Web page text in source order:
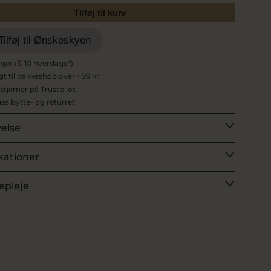
Tilføj til kurv
til Ønskeskyen
(3-10 hverdage*)
til pakkeshop over 499 kr.
på Trustpilot
bytte- og returret